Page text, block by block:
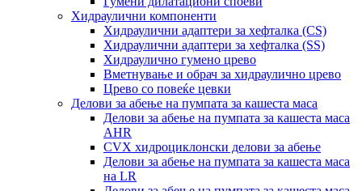
Хидраулични компоненти
Хидраулични адаптери за хефталка (CS)
Хидраулични адаптери за хефталка (SS)
Хидраулично гумено црево
Вметнување и обрач за хидраулично црево
Црево со повеќе цевки
Делови за абење на пумпата за кашеста маса
Делови за абење на пумпата за кашеста маса
AHR
CVX хидроциклонски делови за абење
Делови за абење на пумпата за кашеста маса
на LR